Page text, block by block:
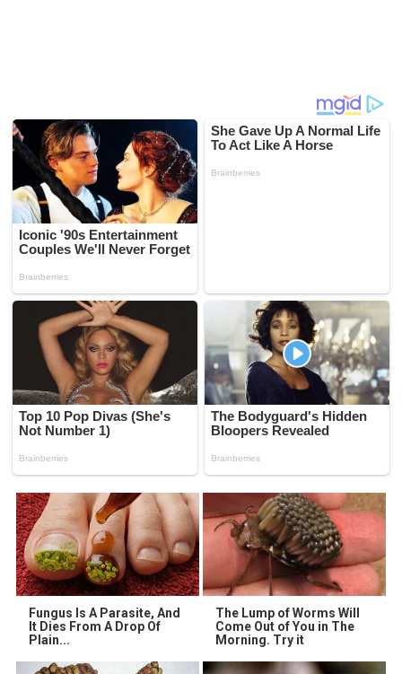
Fungus Is A Parasite, And
It Dies From A Drop Of
Plain...
The Lump of Worms Will
Come Out of You in The
Morning. Try it